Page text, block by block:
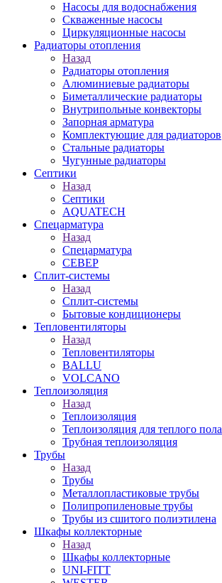
Насосы для водоснабжения
Скваженные насосы
Циркуляционные насосы
Радиаторы отопления
Назад
Радиаторы отопления
Алюминиевые радиаторы
Биметаллические радиаторы
Внутрипольные конвекторы
Запорная арматура
Комплектующие для радиаторов
Стальные радиаторы
Чугунные радиаторы
Септики
Назад
Септики
AQUATECH
Спецарматура
Назад
Спецарматура
СЕВЕР
Сплит-системы
Назад
Сплит-системы
Бытовые кондиционеры
Тепловентиляторы
Назад
Тепловентиляторы
BALLU
VOLCANO
Теплоизоляция
Назад
Теплоизоляция
Теплоизоляция для теплого пола
Трубная теплоизоляция
Трубы
Назад
Трубы
Металлопластиковые трубы
Полипропиленовые трубы
Трубы из сшитого полиэтилена
Шкафы коллекторные
Назад
Шкафы коллекторные
UNI-FITT